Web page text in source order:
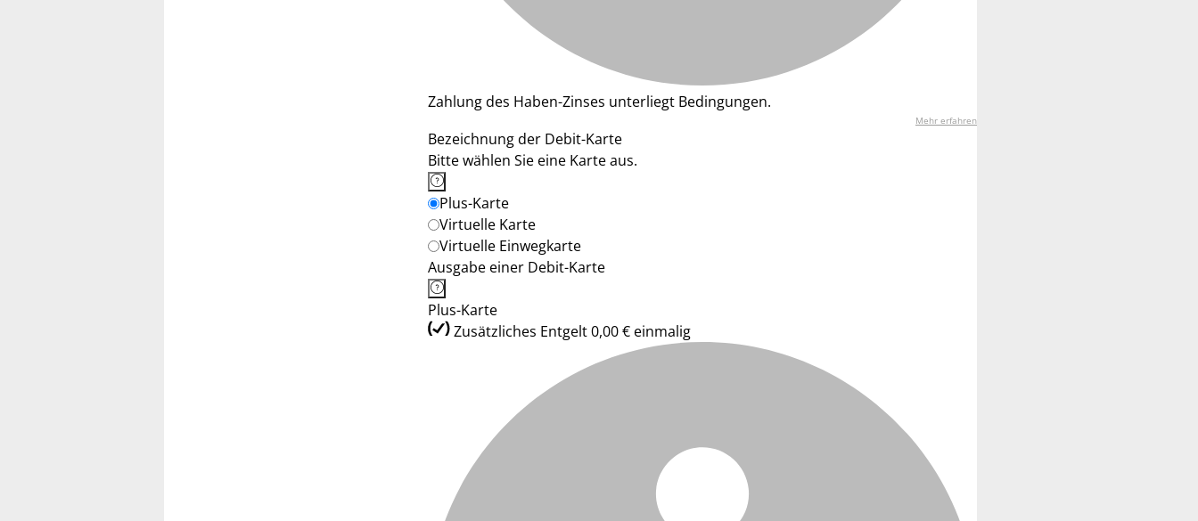
Zahlung des Haben-Zinses unterliegt Bedingungen.
Mehr erfahren
Bezeichnung der Debit-Karte
Bitte wählen Sie eine Karte aus.
Plus-Karte
Virtuelle Karte
Virtuelle Einwegkarte
Ausgabe einer Debit-Karte
Plus-Karte
Zusätzliches Entgelt 0,00 € einmalig